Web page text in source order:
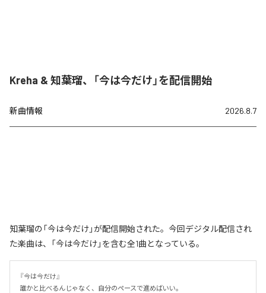
Kreha & 知葉瑠、「今は今だけ」を配信開始
新曲情報 2026.8.7
知葉瑠の「今は今だけ」が配信開始された。今回デジタル配信され
た楽曲は、「今は今だけ」を含む全1曲となっている。
『今は今だけ』
誰かと比べるんじゃなく、自分のペースで進めばいい。